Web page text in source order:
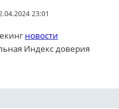
23:01
новости
Индекс доверия